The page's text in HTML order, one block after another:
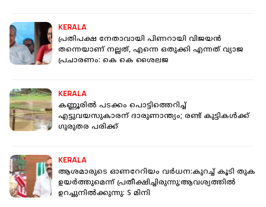
KERALA
പ്രതിപക്ഷ നേതാവായി പിണറായി വിജയന്‍
തന്നെയാണ് നല്ലത്, എന്നെ ഒതുക്കി എന്നത് വ്യാജ
പ്രചാരണം: കെ കെ ശൈലജ
KERALA
കണ്ണൂരില്‍ പടക്കം പൊട്ടിത്തെറിച്ച്
എട്ടുവയസുകാരന് ദാരുണാന്ത്യം; രണ്ട് കുട്ടികള്‍ക്ക്
ഗുരുതര പരിക്ക്
KERALA
ആശമാരുടെ ഓണറേറിയം വർധന:കുറച്ച് കൂടി തുക
ഉയർത്തുമെന്ന് പ്രതീക്ഷിച്ചിരുന്നു;ആവശ്യത്തിൽ
ഉറച്ചുനിൽക്കുന്നു: S മിനി